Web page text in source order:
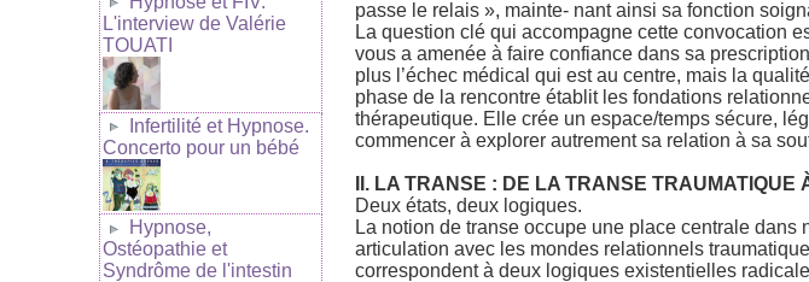
L'interview de Valérie
TOUATI
Infertilité et Hypnose.
Concerto pour un bébé
Hypnose,
Ostéopathie et
Syndrôme de l'intestin
passe le relais », mainte- nant ainsi sa fonction
La question clé qui accompagne cette convocation
vous a amenée à faire confiance dans sa
plus l’échec médical qui est au centre, mais la
phase de la rencontre établit les fondations
thérapeutique. Elle crée un espace/temps sécure,
commencer à explorer autrement sa relation à sa
II. LA TRANSE : DE LA TRANSE
Deux états, deux logiques.
La notion de transe occupe une place centrale
articulation avec les mondes relationnels
correspondent à deux logiques existentielles